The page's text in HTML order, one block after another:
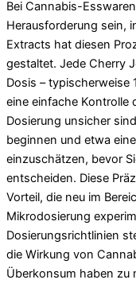
Bei Cannabis-
Herausforderung sein,
Extracts hat diesen
gestaltet. Jede Cherry
Dosis – typischerweise
eine einfache Kontrolle
Dosierung unsicher
beginnen und etwa
einzuschätzen, bevor
entscheiden. Diese
Vorteil, die neu im
Mikrodosierung
Dosierungsrichtlinien
die Wirkung von
Überkonsum haben zu